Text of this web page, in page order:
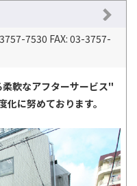
7530 FAX: 03-3757-
軟なアフターサービス"
に努めております。